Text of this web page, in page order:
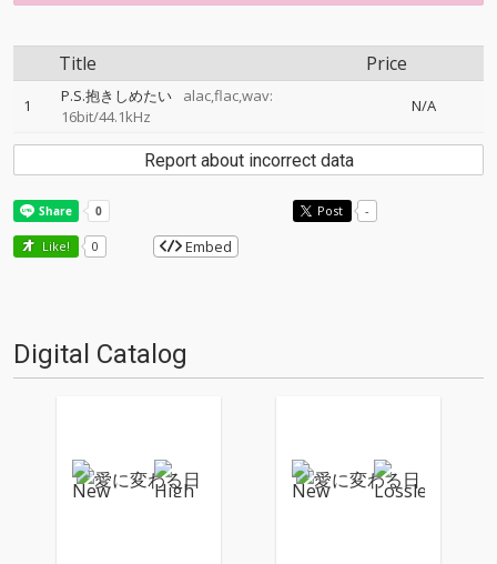
Title Price
1 P.S.抱きしめたい
alac,flac,wav:
16bit/44.1kHz
N/A
Report about incorrect data
Post -
Like! 0 Embed
Digital Catalog